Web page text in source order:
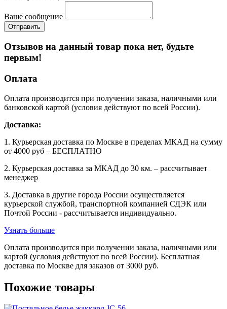
Ваше сообщение
Отзывов на данный товар пока нет, будьте
первым!
Оплата
Оплата производится при получении заказа, наличными или
банковской картой (условия действуют по всей России).
Доставка:
1. Курьерская доставка по Москве в пределах МКАД на сумму
от 4000 руб – БЕСПЛАТНО
2. Курьерская доставка за МКАД до 30 км. – рассчитывает
менеджер
3. Доставка в другие города России осуществляется
курьерской службой, транспортной компанией СДЭК или
Почтой России - рассчитывается индивидуально.
Узнать больше
Оплата производится при получении заказа, наличными или
картой (условия действуют по всей России). Бесплатная
доставка по Москве для заказов от 3000 руб.
Похожие товары